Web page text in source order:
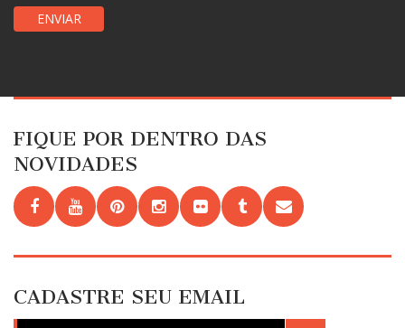
FIQUE POR DENTRO DAS
NOVIDADES
CADASTRE SEU EMAIL